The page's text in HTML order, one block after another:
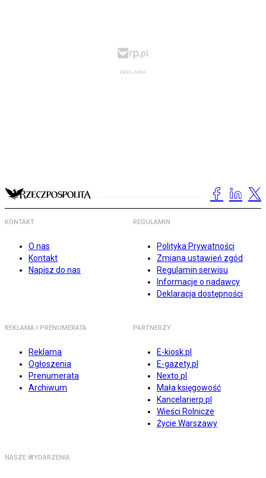
KONTAKT
O nas
Kontakt
Napisz do nas
REGULAMIN
Polityka Prywatności
Zmiana ustawień zgód
Regulamin serwisu
Informacje o nadawcy
Deklaracja dostępności
REKLAMA I PRENUMERATA
Reklama
Ogłoszenia
Prenumerata
Archiwum
PARTNERZY
E-kiosk.pl
E-gazety.pl
Nexto.pl
Mała księgowość
Kancelarierp.pl
Wieści Rolnicze
Życie Warszawy
NASZE WYDARZENIA